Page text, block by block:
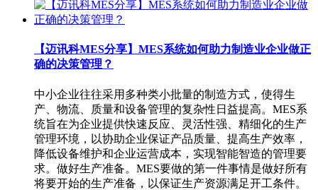
【迈讯科MES分享】MES系统如何助力制造业企业做正
确的决策管理？
中小企业往往采用多种类小批量的制造方式，使得生
产、物流、质量和设备管理的复杂性日益提高。MES系
统旨在为企业提供快速反应、灵活性强、精细化的生产
管理环境，以协助企业保证产品质量、提高生产效率，
降低设备维护和企业运营成本，实现智能智造的管理要
求。做好生产准备。MES要做的第一件事情是做好所有
将要开始的生产准备，以保证生产资源满足开工条件。